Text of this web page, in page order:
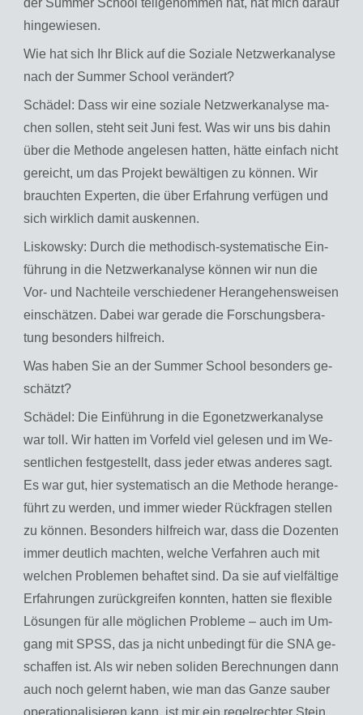
der Sum­mer School teil­ge­nom­men hat, hat mich dar­auf
hin­ge­wie­sen.
Wie hat sich Ihr Blick auf die So­zia­le Netz­werkana­ly­se
nach der Sum­mer School ver­än­dert?
Schä­del: Dass wir eine so­zia­le Netz­werkana­ly­se ma­
chen sol­len, steht seit Juni fest. Was wir uns bis dahin
über die Me­tho­de an­ge­le­sen hat­ten, hätte ein­fach nicht
ge­reicht, um das Pro­jekt be­wäl­ti­gen zu kön­nen. Wir
brauch­ten Ex­per­ten, die über Er­fah­rung ver­fü­gen und
sich wirk­lich damit aus­ken­nen.
Lis­kow­sky: Durch die me­tho­disch-sys­te­ma­ti­sche Ein­
füh­rung in die Netz­werkana­ly­se kön­nen wir nun die
Vor- und Nach­tei­le ver­schie­de­ner Her­an­ge­hens­wei­sen
ein­schät­zen. Dabei war ge­ra­de die For­schungs­be­ra­
tung be­son­ders hilf­reich.
Was haben Sie an der Sum­mer School be­son­ders ge­
schätzt?
Schä­del: Die Ein­füh­rung in die Ego­netz­werkana­ly­se
war toll. Wir hat­ten im Vor­feld viel ge­le­sen und im We­
sent­li­chen fest­ge­stellt, dass jeder etwas an­de­res sagt.
Es war gut, hier sys­te­ma­tisch an die Me­tho­de her­an­ge­
führt zu wer­den, und immer wie­der Rück­fra­gen stel­len
zu kön­nen. Be­son­ders hilf­reich war, dass die Do­zen­ten
immer deut­lich mach­ten, wel­che Ver­fah­ren auch mit
wel­chen Pro­ble­men be­haf­tet sind. Da sie auf viel­fäl­ti­ge
Er­fah­run­gen zu­rück­grei­fen konn­ten, hat­ten sie fle­xi­ble
Lö­sun­gen für alle mög­li­chen Pro­ble­me – auch im Um­
gang mit SPSS, das ja nicht un­be­dingt für die SNA ge­
schaf­fen ist. Als wir neben so­li­den Be­rech­nun­gen dann
auch noch ge­lernt haben, wie man das Ganze sau­ber